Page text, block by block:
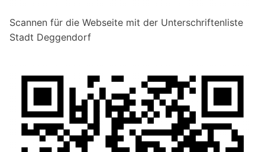
Scannen für die Webseite mit der Unterschriftenliste
Stadt Deggendorf